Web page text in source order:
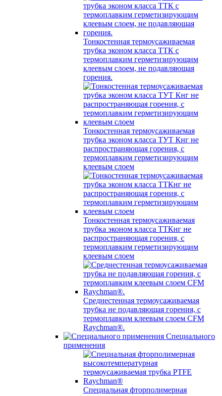
Тонкостенная термоусаживаемая
трубка эконом класса ТТК с
термоплавким герметизирующим
клеевым слоем, не подавляющая
горения.
Тонкостенная термоусаживаемая
трубка эконом класса ТУТ Кнг не
распространяющая горения, с
термоплавким герметизирующим
клеевым слоем
Тонкостенная термоусаживаемая
трубка эконом класса ТТКнг не
распространяющая горения, с
термоплавким герметизирующим
клеевым слоем
Среднестенная термоусаживаемая
трубка не подавляющая горения, с
термоплавким клеевым слоем CFM
Raychman®.
Специального
применения
Специальная фторполимерная